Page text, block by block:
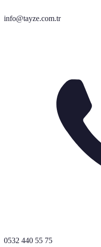
info@tayze.com.tr
0532 440 55 75